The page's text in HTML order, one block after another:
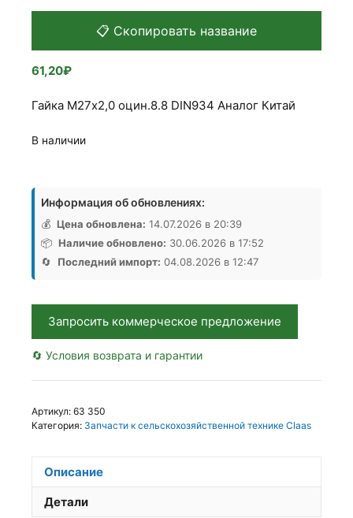
📋 Скопировать название
61,20₽
Гайка М27х2,0 оцин.8.8 DIN934 Аналог Китай
В наличии
товара
Гайка
М27х2,0
оцин.8.8
DIN934,
Аналог,
Информация об обновлениях:
💰 Цена обновлена: 14.07.2026 в 20:39
📦 Наличие обновлено: 30.06.2026 в 17:52
🔄
Последний импорт: 04.08.2026 в 12:47
Запросить коммерческое предложение
🔄 Условия возврата и гарантии
Артикул: 63 350
Категория: Запчасти к сельскохозяйственной технике Claas
Описание
Детали